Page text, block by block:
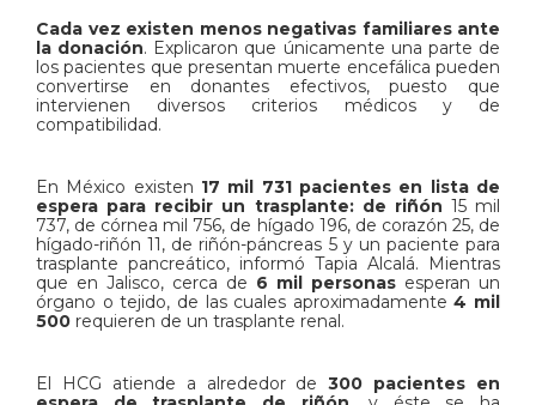
Cada vez existen menos negativas familiares ante
la donación. Explicaron que únicamente una parte de
los pacientes que presentan muerte encefálica pueden
convertirse en donantes efectivos, puesto que
intervienen diversos criterios médicos y de
compatibilidad.
En México existen 17 mil 731 pacientes en lista de
espera para recibir un trasplante: de riñón 15 mil
737, de córnea mil 756, de hígado 196, de corazón 25, de
hígado-riñón 11, de riñón-páncreas 5 y un paciente para
trasplante pancreático, informó Tapia Alcalá. Mientras
que en Jalisco, cerca de 6 mil personas esperan un
órgano o tejido, de las cuales aproximadamente4 mil
500 requieren de un trasplante renal.
El HCG atiende a alrededor de300 pacientes en